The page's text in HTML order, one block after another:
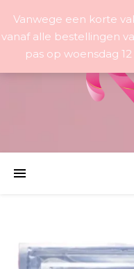
Vanwege een korte
vanaf alle bestellingen
pas op woensdag